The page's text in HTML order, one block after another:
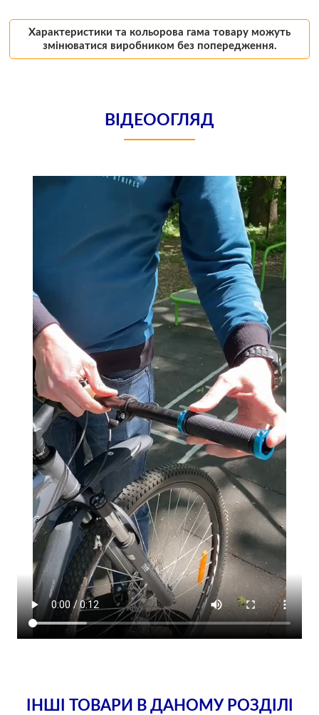
Характеристики та кольорова гама товару можуть
змінюватися виробником без попередження.
ВІДЕООГЛЯД
ІНШІ ТОВАРИ В ДАНОМУ РОЗДІЛІ